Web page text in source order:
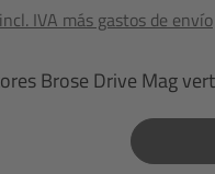
IVA más gastos de envío
Brose Drive Mag